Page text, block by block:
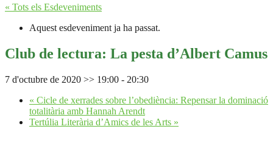
« Tots els Esdeveniments
Aquest esdeveniment ja ha passat.
Club de lectura: La pesta d’Albert Camus
7 d'octubre de 2020 >> 19:00 - 20:30
« Cicle de xerrades sobre l’obediència: Repensar la dominació
totalitària amb Hannah Arendt
Tertúlia Literària d’Amics de les Arts »